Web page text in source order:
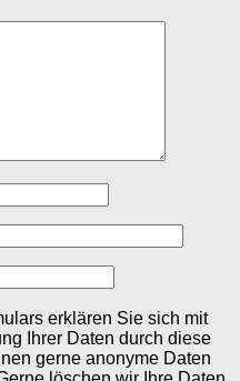
erklären Sie sich mit
Ihrer Daten durch diese
gerne anonyme Daten